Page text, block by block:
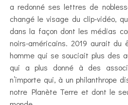
a redonné ses lettres de
changé le visage du clip-vidéo,
dans la façon dont les médias
noirs-américains. 2019 aurait du
homme qui se souciait plus des
qui a plus donné à des
n’importe qui, à un philanthrope
notre Planète Terre et dont le